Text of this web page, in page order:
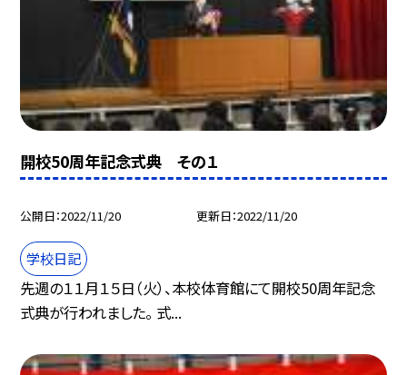
開校50周年記念式典 その１
公開日 2022/11/20 更新日 2022/11/20
学校日記
先週の１１月１５日（火）、本校体育館にて開校50周年記念
式典が行われました。 式...